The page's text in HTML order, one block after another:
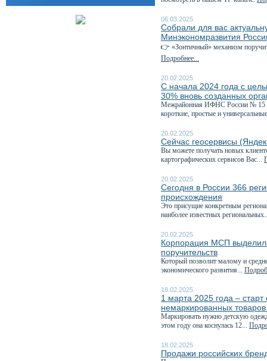
06.03.2025
Собрали для вас
Минэкономразвития
👉 «Зонтичный» механизм
Подробнее...
20.02.2025
С начала 2024 года с
30% вновь созданных
Межрайонная ИФНС России № 15
короткие, простые и
20.02.2025
Сейчас геосервисы
Вы можете получать новых
картографических сервисов Вас...
20.02.2025
Сегодня в России 366
происхождения
Это присущие конкретным
наиболее известных
20.02.2025
Корпорация МСП
поручительств
Который позволит малому и
экономического развития...
18.02.2025
1 марта 2025 года –
немаркированных
Маркировать нужно детскую
этом году она коснулась 12...
18.02.2025
Продажи российских